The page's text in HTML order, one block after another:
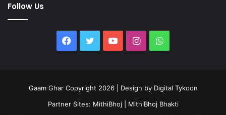
Follow Us
Facebook
TwitterYouTubeInstagramWhatsApp
Gaam Ghar Copyright 2026 | Design by Digital Tykoon
Partner Sites: MithiBhoj
MithiBhoj Bhakti